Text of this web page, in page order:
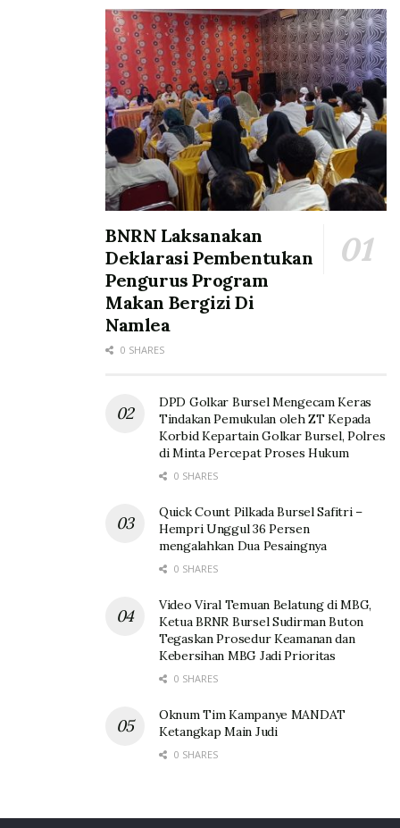
BNRN Laksanakan
Deklarasi Pembentukan
Pengurus Program
Makan Bergizi Di
Namlea
0 SHARES
DPD Golkar Bursel Mengecam Keras
Tindakan Pemukulan oleh ZT Kepada
Korbid Kepartain Golkar Bursel, Polres
di Minta Percepat Proses Hukum
0 SHARES
Quick Count Pilkada Bursel Safitri –
Hempri Unggul 36 Persen
mengalahkan Dua Pesaingnya
0 SHARES
Video Viral Temuan Belatung di MBG,
Ketua BRNR Bursel Sudirman Buton
Tegaskan Prosedur Keamanan dan
Kebersihan MBG Jadi Prioritas
0 SHARES
Oknum Tim Kampanye MANDAT
Ketangkap Main Judi
0 SHARES